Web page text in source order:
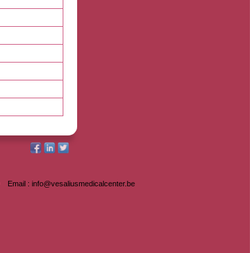
Email : info@vesaliusmedicalcenter.be